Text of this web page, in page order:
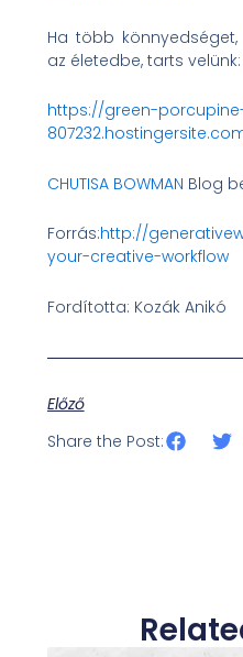
Ha több
az életedbe, tarts velünk:
https://green-
CHUTISA BOWMAN Blog
Forrás:http://
your-creative-workflow
Fordította: Kozák Anikó
Előző
Share the Post: